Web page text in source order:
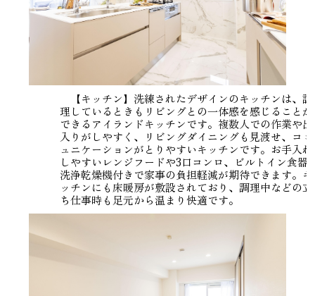
【キッチン】洗練されたデザインのキッチンは、調
理しているときもリビングとの一体感を感じることが
できるアイランドキッチンです。複数人での作業や出
入りがしやすく、リビングダイニングも見渡せ、コミ
ュニケーションがとりやすいキッチンです。お手入れ
しやすいレンジフードや3口コンロ、ビルトイン食器
洗浄乾燥機付きで家事の負担軽減が期待できます。キ
ッチンにも床暖房が敷設されており、調理中などの立
ち仕事時も足元から温まり快適です。